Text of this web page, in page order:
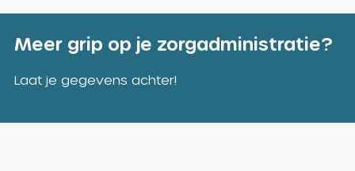
Meer grip op je zorgadministratie?
Laat je gegevens achter!